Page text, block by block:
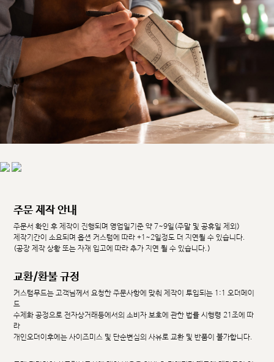
주문 제작 안내
주문서 확인 후 제작이 진행되며 영업일기준 약 7~9일(주말 및 공휴일 제외)
제작기간이 소요되며 옵션 커스텀에 따라 +1~2일정도 더 지연될 수 있습니다.
(공장 제작 상황 또는 자재 입고에 따라 추가 지연 될 수 있습니다.)
교환/환불 규정
커스텀무드는 고객님께서 요청한 주문사항에 맞춰 제작이 투입되는 1:1 오더메이
드
수제화 공정으로 전자상거래등에서의 소비자 보호에 관한 법률 시행령 21조에 따
라
개인오더이후에는 사이즈미스 및 단순변심의 사유로 교환 및 반품이 불가합니다.